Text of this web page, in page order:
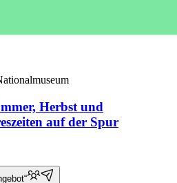
Herbst und
auf der Spur